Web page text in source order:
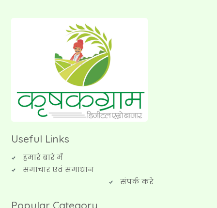
Useful Links
हमारे बारे में
बीज उत्पादक समिति